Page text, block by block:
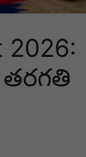
2026:
తరగతి